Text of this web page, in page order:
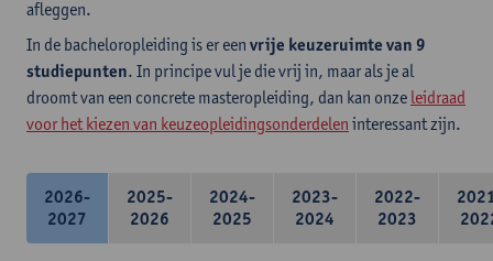
afleggen.
In de bacheloropleiding is er een vrije keuzeruimte van 9
studiepunten. In principe vul je die vrij in, maar als je al
droomt van een concrete masteropleiding, dan kan onze leidraad
voor het kiezen van keuzeopleidingsonderdelen interessant zijn.
2026-
2027
2025-
2026
2024-
2025
2023-
2024
2022-
2023